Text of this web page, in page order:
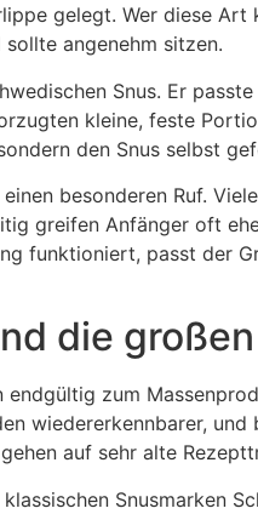
gelegt. Wer diese
angenehm sitzen.
Snus. Er
kleine, feste
den Snus selbst
besonderen Ruf.
greifen Anfänger oft
funktioniert, passt der
die
endgültig zum
wiedererkennbarer,
auf sehr alte
Snusmarken